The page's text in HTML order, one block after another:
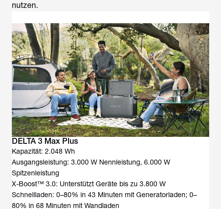
nutzen.
DELTA 3 Max Plus
Kapazität: 2.048 Wh
Ausgangsleistung: 3.000 W Nennleistung, 6.000 W
Spitzenleistung
X-Boost™ 3.0: Unterstützt Geräte bis zu 3.800 W
Schnellladen: 0–80% in 43 Minuten mit Generatorladen; 0–
80% in 68 Minuten mit Wandladen